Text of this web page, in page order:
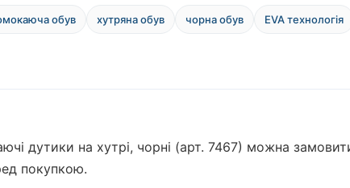
обув хутряна обув чорна обув EVA технологія
дутики на хутрі, чорні (арт. 7467) можна
покупкою.